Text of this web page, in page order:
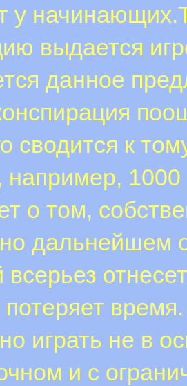
у
выдается
данное
сводится к
например,
о том,
дальнейшем
потеряет
играть не в
и с